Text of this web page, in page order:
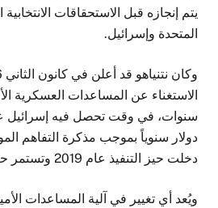
يتم إنجازه قبل الاستحقاقات الانتخابية
المتحدة وإسرائيل.
الاستغناء عن المساعدات العسكرية
دخلت حيز التنفيذ عام 2019 وتستمر حتى عام 2028.
ويُعد أي تغيير في آلية المساعدات